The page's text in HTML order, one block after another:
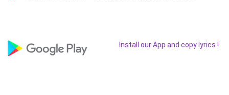
Install our App and copy lyrics !